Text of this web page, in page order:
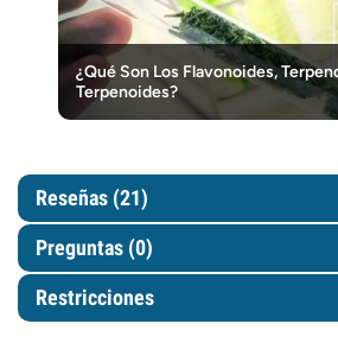
¿Qué Son Los Flavonoides,
Terpenoides?
Reseñas (21)
Preguntas (0)
Restricciones